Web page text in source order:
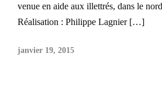
venue en aide aux illettrés, dans le
Réalisation : Philippe Lagnier […]
janvier 19, 2015